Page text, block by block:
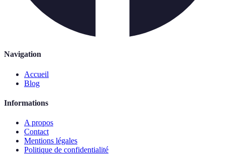
Navigation
Accueil
Blog
Informations
A propos
Contact
Mentions légales
Politique de confidentialité